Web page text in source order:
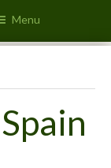
Menu